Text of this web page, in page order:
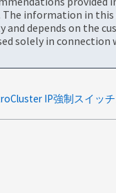
information in this
depends on the
solely in connection